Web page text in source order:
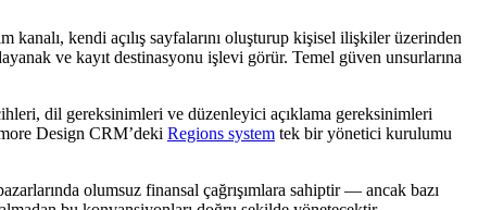
kendi açılış sayfalarını oluşturup kişisel ilişkiler üzerinden
ve kayıt destinasyonu işlevi görür. Temel güven unsurlarına
dil gereksinimleri ve düzenleyici açıklama gereksinimleri
Design CRM’deki Regions system tek bir yönetici kurulumu
olumsuz finansal çağrışımlara sahiptir — ancak bazı